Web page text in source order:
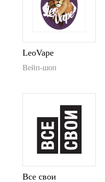
LeoVape
Вейп-шоп
Все свои